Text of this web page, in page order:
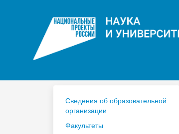
Расписание
Год педагога и наставника 2023
Сведения об образовательной
организации
Факультеты